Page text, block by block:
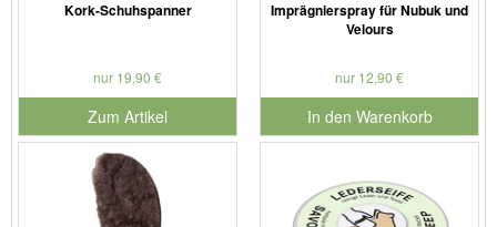
Kork-Schuhspanner
nur 19,90 €
Zum Artikel
Imprägnierspray für Nubuk und
Velours
nur 12,90 €
In den Warenkorb
für Produktnummer 901179